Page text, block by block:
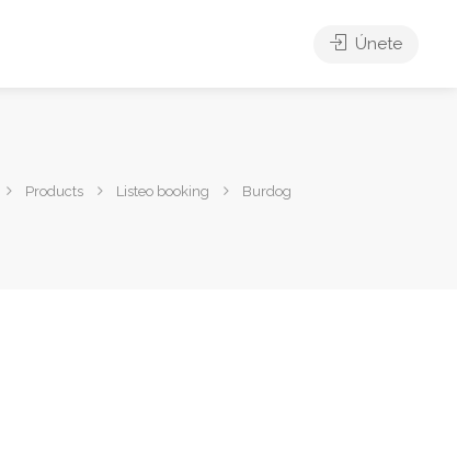
Únete
Products Listeo booking Burdog